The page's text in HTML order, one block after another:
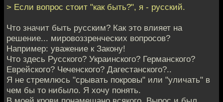
> Если вопрос стоит "как быть?", я - русский.
Что значит быть русским? Как это влияет на
решение... мировоззренческих вопросов?
Например: уважение к Закону!
Что здесь Русского? Украинского? Германского?
Еврейского? Чеченского? Дагестанского?..
Я не стремлюсь "срывать покровы" или "уличать" в
чем бы то нибыло. Я хочу понять.